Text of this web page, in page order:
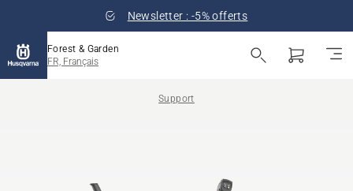
Newsletter : -5% offerts
Forest & Garden
FR, Français
Support